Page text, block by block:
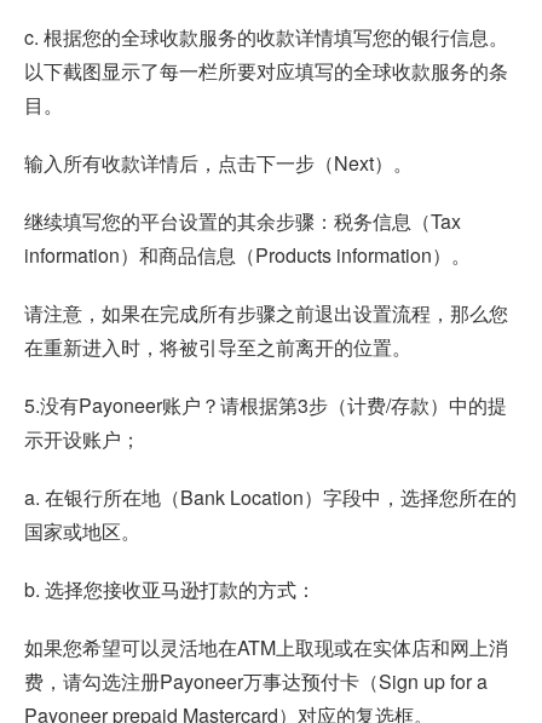
c. 根据您的全球收款服务的收款详情填写您的银行信息。
以下截图显示了每一栏所要对应填写的全球收款服务的条
目。
输入所有收款详情后，点击下一步（Next）。
继续填写您的平台设置的其余步骤：税务信息（Tax
information）和商品信息（Products information）。
请注意，如果在完成所有步骤之前退出设置流程，那么您
在重新进入时，将被引导至之前离开的位置。
5.没有Payoneer账户？请根据第3步（计费/存款）中的提
示开设账户；
a. 在银行所在地（Bank Location）字段中，选择您所在的
国家或地区。
b. 选择您接收亚马逊打款的方式：
如果您希望可以灵活地在ATM上取现或在实体店和网上消
费，请勾选注册Payoneer万事达预付卡（Sign up for a
Payoneer prepaid Mastercard）对应的复选框。